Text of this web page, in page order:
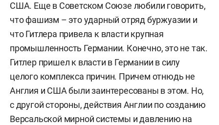
США. Еще в Советском Союзе любили говорить,
что фашизм – это ударный отряд буржуазии и
что Гитлера привела к власти крупная
промышленность Германии. Конечно, это не так.
Гитлер пришел к власти в Германии в силу
целого комплекса причин. Причем отнюдь не
Англия и США были заинтересованы в этом. Но,
с другой стороны, действия Англии по созданию
Версальской мирной системы и давлению на